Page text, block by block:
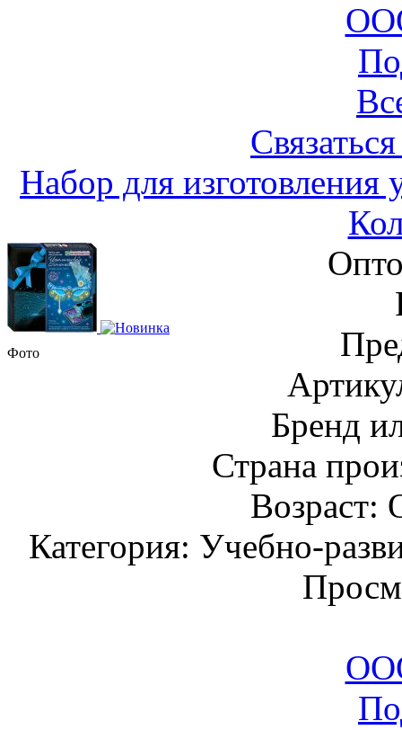
Набор для изготовления
Фото
Бренд
Страна
Возраст:
Категория: Учебно-